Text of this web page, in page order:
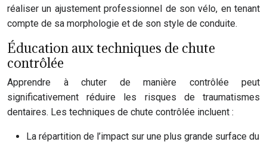
réaliser un ajustement professionnel de son vélo, en tenant
compte de sa morphologie et de son style de conduite.
Éducation aux techniques de chute
contrôlée
Apprendre à chuter de manière contrôlée peut
significativement réduire les risques de traumatismes
dentaires. Les techniques de chute contrôlée incluent :
La répartition de l’impact sur une plus grande surface du